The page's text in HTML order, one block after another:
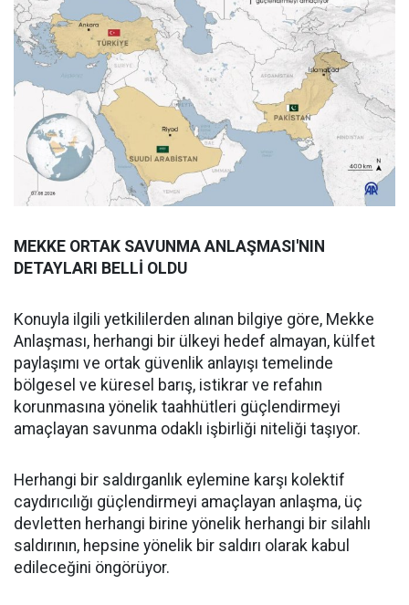
MEKKE ORTAK SAVUNMA ANLAŞMASI'NIN
DETAYLARI BELLİ OLDU
Konuyla ilgili yetkililerden alınan bilgiye göre, Mekke
Anlaşması, herhangi bir ülkeyi hedef almayan, külfet
paylaşımı ve ortak güvenlik anlayışı temelinde
bölgesel ve küresel barış, istikrar ve refahın
korunmasına yönelik taahhütleri güçlendirmeyi
amaçlayan savunma odaklı işbirliği niteliği taşıyor.
Herhangi bir saldırganlık eylemine karşı kolektif
caydırıcılığı güçlendirmeyi amaçlayan anlaşma, üç
devletten herhangi birine yönelik herhangi bir silahlı
saldırının, hepsine yönelik bir saldırı olarak kabul
edileceğini öngörüyor.